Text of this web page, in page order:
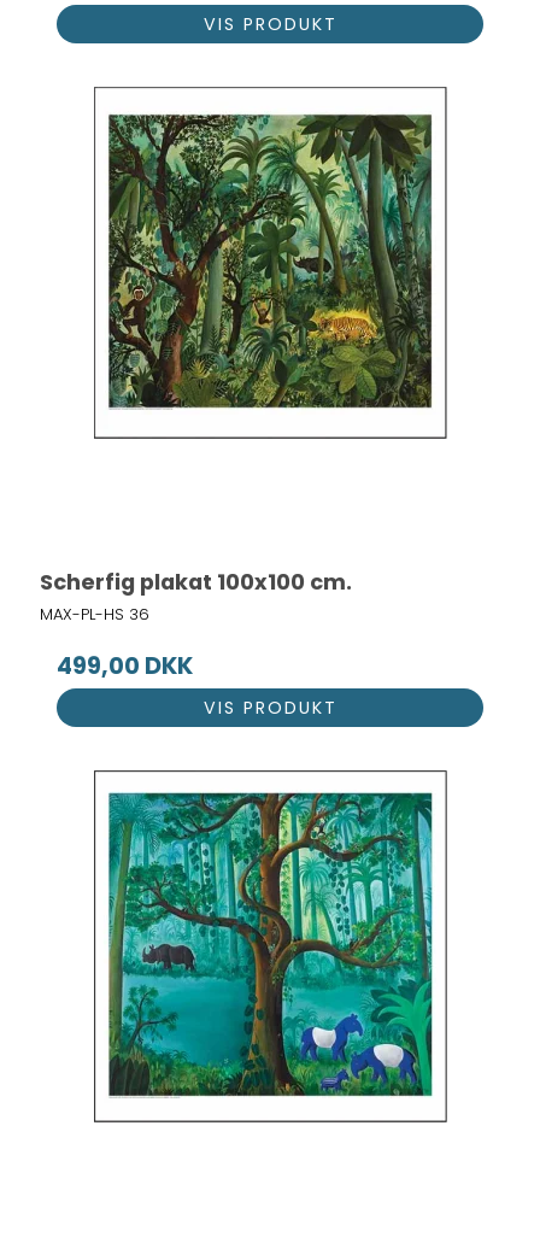
VIS PRODUKT
Scherfig plakat 100x100 cm.
MAX-PL-HS 36
499,00 DKK
VIS PRODUKT